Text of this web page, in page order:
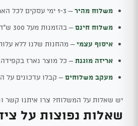
משלוח מהיר– 1-3 ימי עסקים לכל הארץ
משלוח חינם– בהזמנות מעל 300 ש"ח
איסוף עצמי– מהחנות שלנו ללא
אריזה מוגנת– כל מוצר נארז בקפידה
מעקב משלוחים– קבלו עדכונים על
יש שאלות על המשלוח? צרו איתנו קשר
שאלות נפוצות על